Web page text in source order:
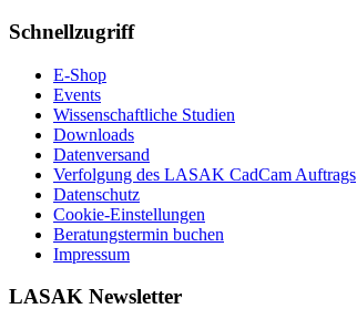
Schnellzugriff
E-Shop
Events
Wissenschaftliche Studien
Downloads
Datenversand
Verfolgung des LASAK CadCam Auftrags
Datenschutz
Cookie-Einstellungen
Beratungstermin buchen
Impressum
LASAK Newsletter